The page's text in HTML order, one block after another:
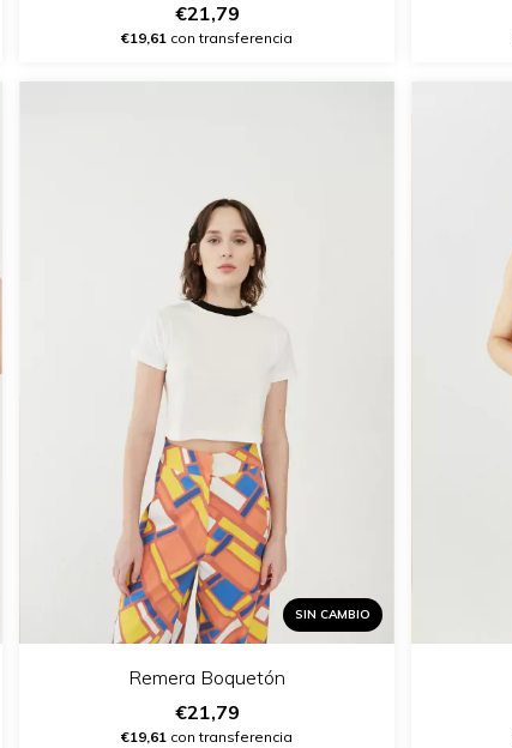
€21,79
€19,61 con transferencia
SIN CAMBIO
Remera Boquetón
€21,79
€19,61 con transferencia